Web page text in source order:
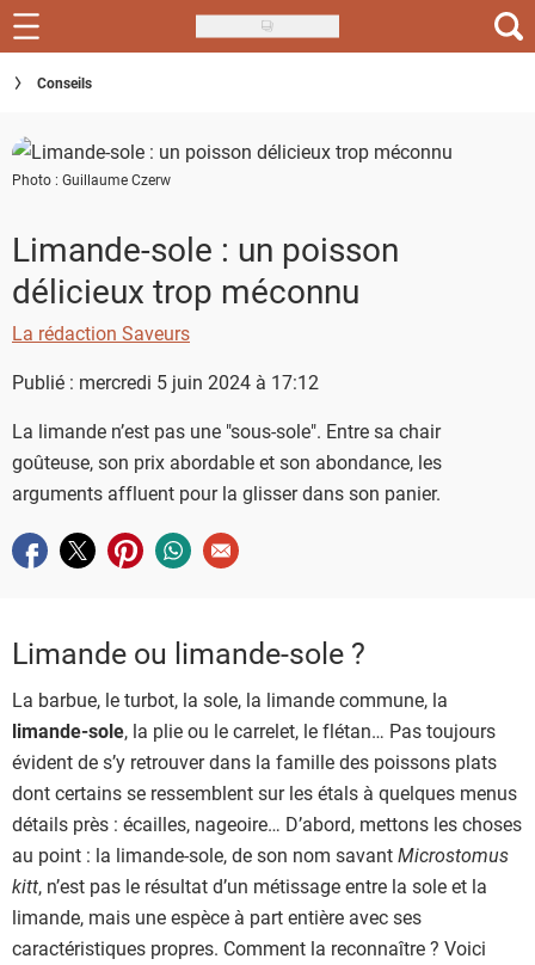
Skip
to
main
Recettes
Inspirations
Conseils
Menu de la semaine
Actus
Téléchargez l'app Saveurs Recettes
Index des recettes
Conseils
Photo : Guillaume Czerw
Limande-sole : un poisson
délicieux trop méconnu
La rédaction Saveurs
Publié : mercredi 5 juin 2024 à 17:12
La limande n’est pas une "sous-sole". Entre sa chair
goûteuse, son prix abordable et son abondance, les
arguments affluent pour la glisser dans son panier.
Partager sur facebook
Partager sur twitter
Partager sur pinterest
Partager sur whatsapp
Envoyer à un ami
Limande ou limande-sole ?
La barbue, le turbot, la sole, la limande commune, la
limande-sole, la plie ou le carrelet, le flétan… Pas toujours
évident de s’y retrouver dans la famille des poissons plats
dont certains se ressemblent sur les étals à quelques menus
détails près : écailles, nageoire… D’abord, mettons les choses
au point : la limande-sole, de son nom savantMicrostomus
kitt, n’est pas le résultat d’un métissage entre la sole et la
limande, mais une espèce à part entière avec ses
caractéristiques propres. Comment la reconnaître ? Voici